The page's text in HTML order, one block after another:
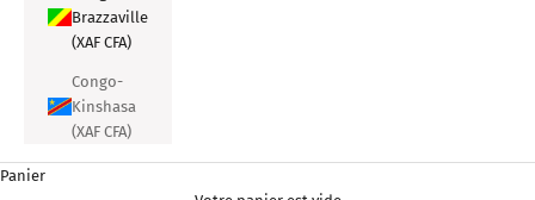
Brazzaville
(XAF CFA)
Congo-
Kinshasa
(XAF CFA)
Panier